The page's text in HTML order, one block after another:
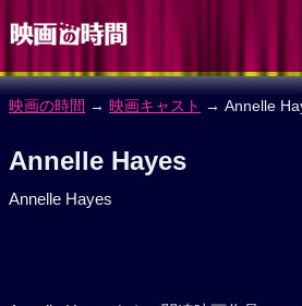
映画の時間 → 映画キャスト → Annelle
Annelle Hayes
Annelle Hayes